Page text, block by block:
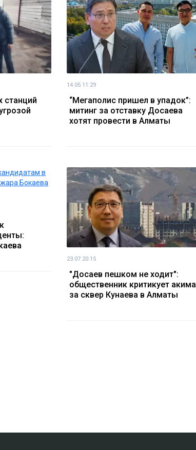
станций
14.05 11:29
“Мегаполис пришел в упадок”:
митинг за отставку Досаева
хотят провести в Алматы
23.07 20:15
"Досаев пешком не ходит":
общественник критикует акима
за сквер Кунаева в Алматы